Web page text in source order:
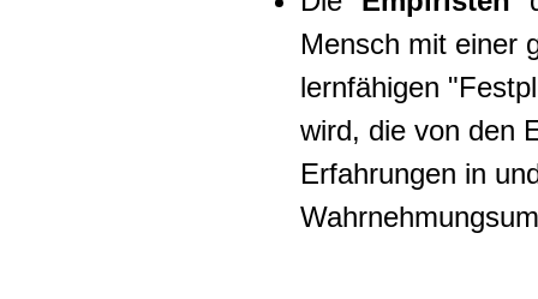
Mensch mit einer
lernfähigen
wird, die von den
Erfahrungen in